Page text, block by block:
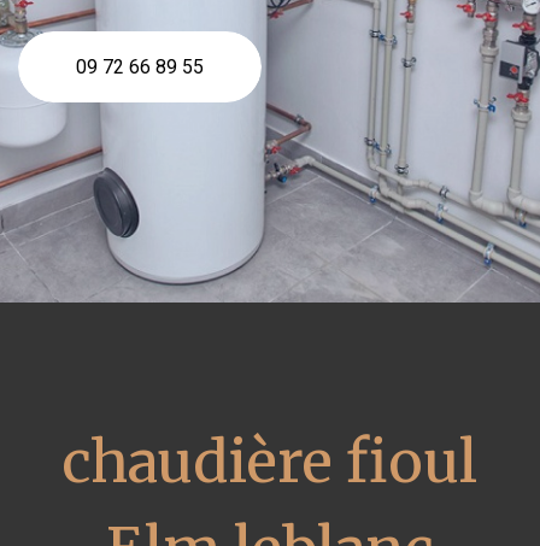
09 72 66 89 55
chaudière fioul